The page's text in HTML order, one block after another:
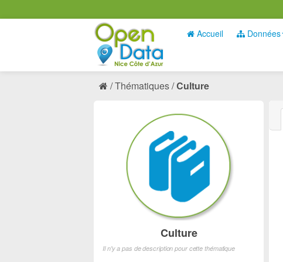
Accueil Données
Thématiques Culture
Culture
Il n'y a pas de description pour cette thématique